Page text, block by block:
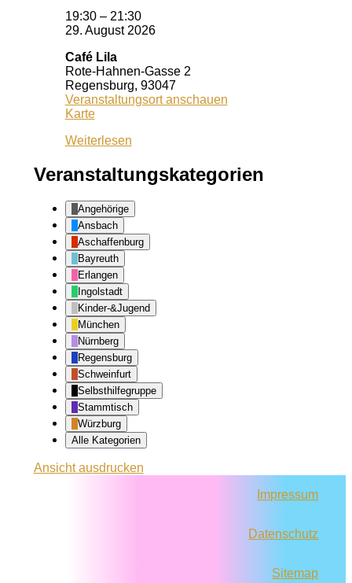
19:30 – 21:30
29. August 2026
Café Lila
Rote-Hahnen-Gasse 2
Regensburg, 93047
Veranstaltungsort anschauen
KarteCafé
Weiterlesen
Veranstaltungskategorien
Angehörige
Ansbach
Aschaffenburg
Bayreuth
Erlangen
Ingolstadt
Kinder-&Jugend
München
Nürnberg
Regensburg
Schweinfurt
Selbsthilfegruppe
Stammtisch
Würzburg
Alle Kategorien
Ansichtausdrucken
Impressum
Datenschutz
Sitemap